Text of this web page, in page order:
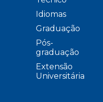
Idiomas
Graduação
Pós-
graduação
Extensão
Universitária